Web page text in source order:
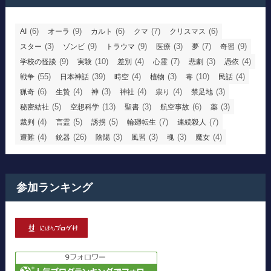
AI (6) オーラ (9) カルト (6) クマ (7) クリスマス (6)
スター (3) ゾンビ (9) トラウマ (9) 医療 (3) 夢 (7) 奇習 (9)
学校の怪談 (9) 実験 (10) 差別 (4) 心霊 (7) 悲劇 (3) 憑依 (4)
戦争 (55) 日本神話 (39) 時空 (4) 植物 (3) 毒 (10) 民話 (4)
猟奇 (6) 生贄 (4) 神 (3) 神社 (4) 祟り (4) 禁足地 (3)
秘密結社 (5) 空想科学 (13) 聖書 (3) 航空事故 (6) 薬 (3)
裁判 (4) 言霊 (5) 誘拐 (5) 輪廻転生 (7) 連続殺人 (7)
遭難 (4) 銃器 (26) 陰陽 (3) 風習 (3) 魂 (3) 魔女 (4)
参加ランキング